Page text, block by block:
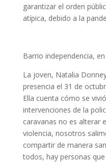
garantizar el orden
atípica, debido a la
Barrio independencia,
La joven, Natalia
presencia el 31 de
Ella cuenta cómo se
intervenciones de la
caravanas no es alterar
violencia, nosotros
compartir de manera
todos, hay personas